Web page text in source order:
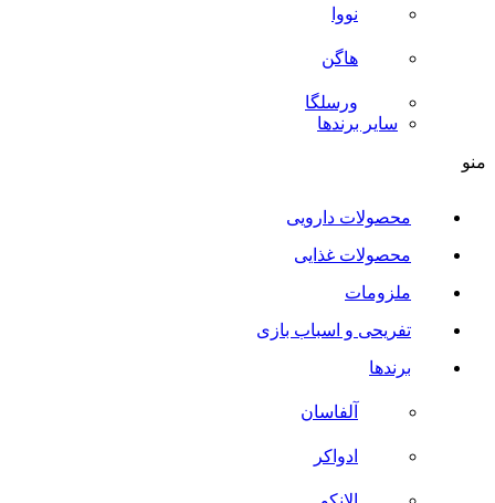
نووا
هاگن
ورسلگا
سایر برند‌ها
منو
محصولات دارویی
محصولات غذایی
ملزومات
تفریحی و اسباب بازی
برندها
آلفاسان
ادواکر